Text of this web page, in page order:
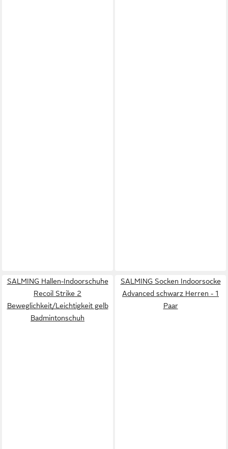
SALMING Hallen-Indoorschuhe
Recoil Strike 2
Beweglichkeit/Leichtigkeit gelb
Badmintonschuh
SALMING Socken Indoorsocke
Advanced schwarz Herren - 1
Paar